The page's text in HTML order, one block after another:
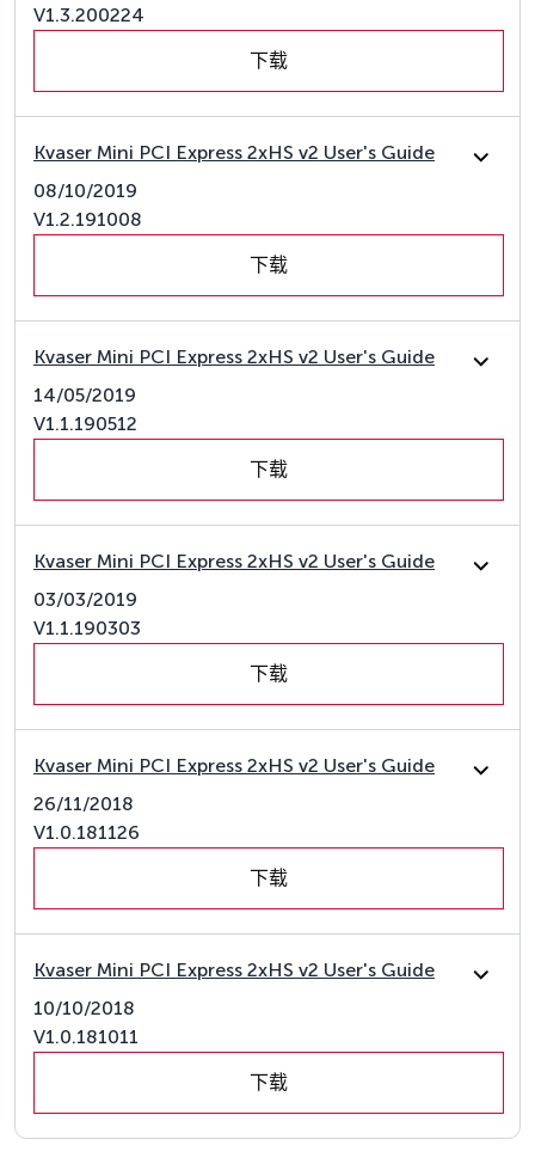
V1.3.200224
下载
Kvaser Mini PCI Express 2xHS v2 User's Guide
08/10/2019
V1.2.191008
下载
Kvaser Mini PCI Express 2xHS v2 User's Guide
14/05/2019
V1.1.190512
下载
Kvaser Mini PCI Express 2xHS v2 User's Guide
03/03/2019
V1.1.190303
下载
Kvaser Mini PCI Express 2xHS v2 User's Guide
26/11/2018
V1.0.181126
下载
Kvaser Mini PCI Express 2xHS v2 User's Guide
10/10/2018
V1.0.181011
下载